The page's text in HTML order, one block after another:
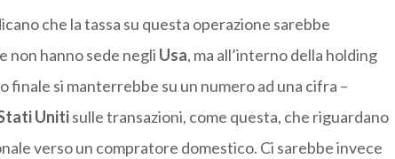
che la tassa su questa operazione sarebbe
non hanno sede negli Usa, ma all’interno della holding
finale si manterrebbe su un numero ad una cifra –
Unitisulle transazioni, come questa, che riguardano
verso un compratore domestico. Ci sarebbe invece